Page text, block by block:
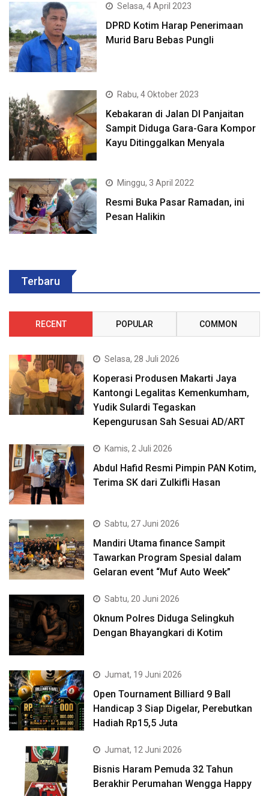
Selasa, 4 April 2023
DPRD Kotim Harap Penerimaan
Murid Baru Bebas Pungli
Rabu, 4 Oktober 2023
Kebakaran di Jalan DI Panjaitan
Sampit Diduga Gara-Gara Kompor
Kayu Ditinggalkan Menyala
Minggu, 3 April 2022
Resmi Buka Pasar Ramadan, ini
Pesan Halikin
Terbaru
RECENT POPULAR COMMON
Selasa, 28 Juli 2026
Koperasi Produsen Makarti Jaya
Kantongi Legalitas Kemenkumham,
Yudik Sulardi Tegaskan
Kepengurusan Sah Sesuai AD/ART
Kamis, 2 Juli 2026
Abdul Hafid Resmi Pimpin PAN Kotim,
Terima SK dari Zulkifli Hasan
Sabtu, 27 Juni 2026
Mandiri Utama finance Sampit
Tawarkan Program Spesial dalam
Gelaran event “Muf Auto Week”
Sabtu, 20 Juni 2026
Oknum Polres Diduga Selingkuh
Dengan Bhayangkari di Kotim
Jumat, 19 Juni 2026
Open Tournament Billiard 9 Ball
Handicap 3 Siap Digelar, Perebutkan
Hadiah Rp15,5 Juta
Jumat, 12 Juni 2026
Bisnis Haram Pemuda 32 Tahun
Berakhir Perumahan Wengga Happy